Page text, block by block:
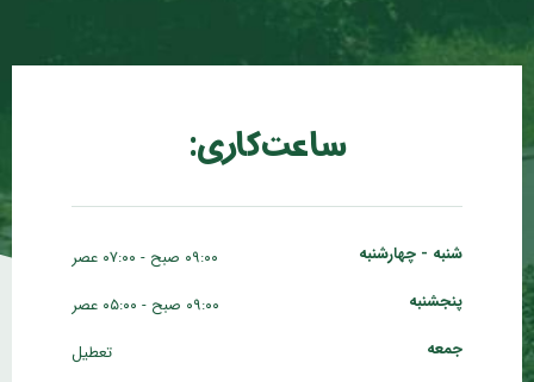
ساعت کاری:
شنبه - چهارشنبه
۰۹:۰۰ صبح - ۰۷:۰۰ عصر
پنجشنبه
۰۹:۰۰ صبح - ۰۵:۰۰ عصر
جمعه
تعطیل